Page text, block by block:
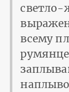
светло-
всему